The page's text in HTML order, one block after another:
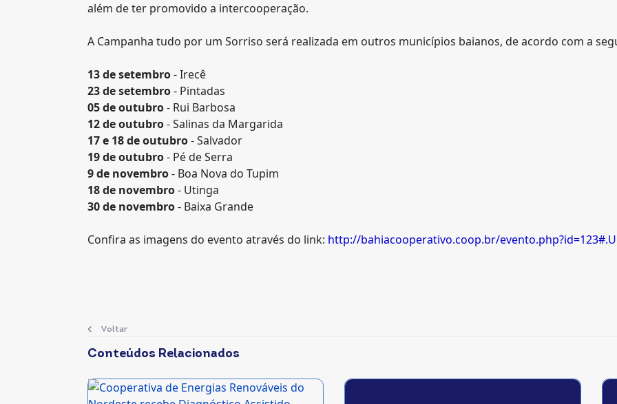
além de ter promovido a intercooperação.
A Campanha tudo por um Sorriso será realizada em outros municípios baianos, de acordo com a
13 de setembro- Irecê
23 de setembro- Pintadas
05 de outubro- Rui Barbosa
12 de outubro- Salinas da Margarida
17 e 18 de outubro- Salvador
19 de outubro- Pé de Serra
9 de novembro- Boa Nova do Tupim
18 de novembro- Utinga
30 de novembro- Baixa Grande
Confira as imagens do evento através do link: http://bahiacooperativo.coop.br/
Voltar
Conteúdos Relacionados